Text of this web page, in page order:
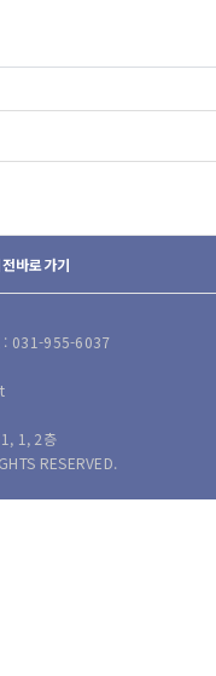
바로가기
: 031-955-6037
1, 2층
RESERVED.